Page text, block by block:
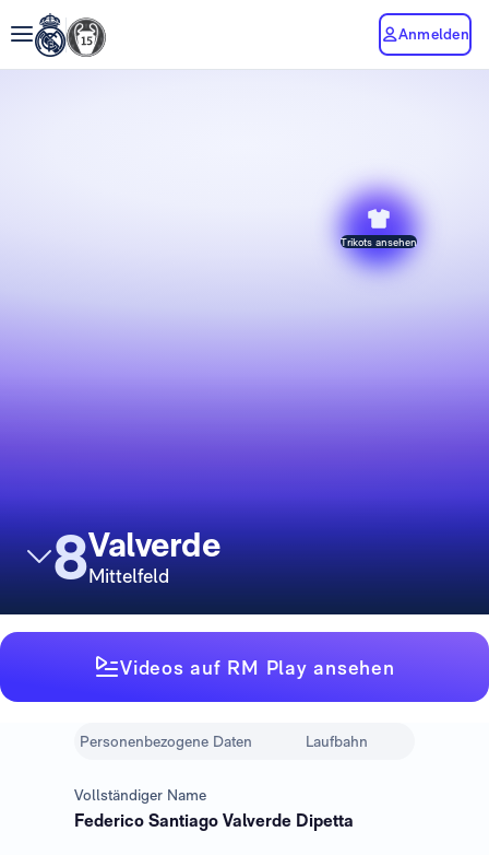
Anmelden
8Valverde
Mittelfeld
Videos auf RM Play ansehen
Trikots ansehen
Personenbezogene Daten Laufbahn
Vollständiger Name
Federico Santiago Valverde Dipetta